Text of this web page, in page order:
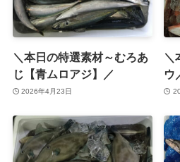
＼本日の特選素材～むろあ
じ【青ムロアジ】／
2026年4月23日
＼
ウ